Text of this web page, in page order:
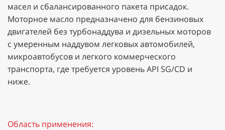
масел и сбалансированного пакета присадок.
Моторное масло предназначено для бензиновых
двигателей без турбонаддува и дизельных моторов
с умеренным наддувом легковых автомобилей,
микроавтобусов и легкого коммерческого
транспорта, где требуется уровень API SG/CD и
ниже.
Область применения: